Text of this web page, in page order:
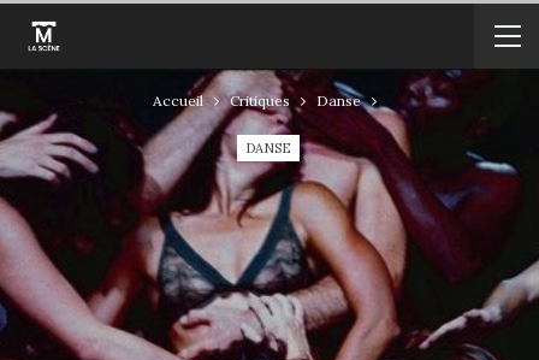
Accueil Critiques Danse
DANSE